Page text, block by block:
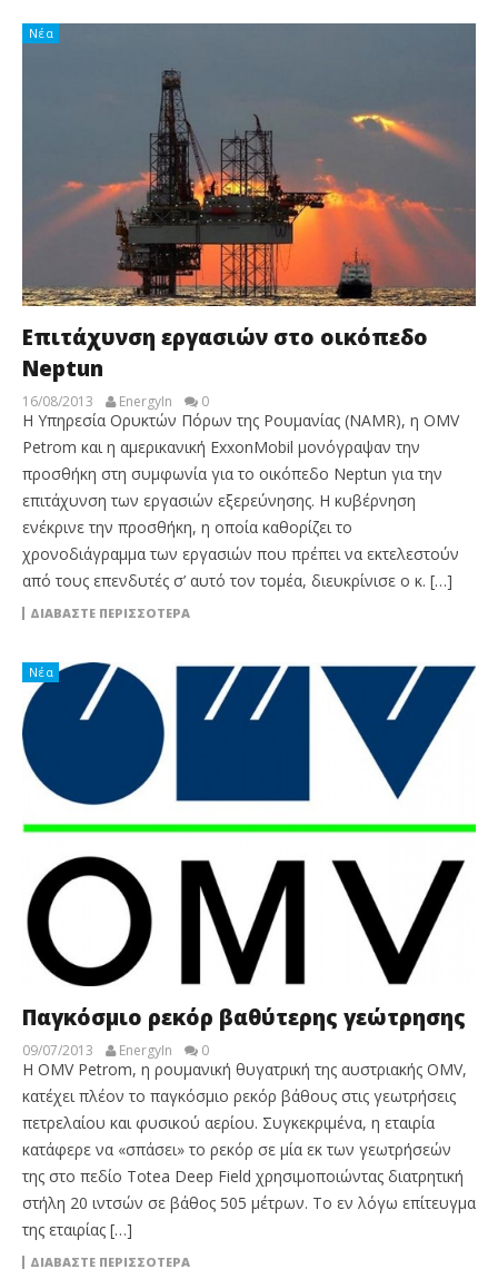
Νέα
Επιτάχυνση εργασιών στο οικόπεδο
Neptun
16/08/2013 EnergyIn 0
Η Υπηρεσία Ορυκτών Πόρων της Ρουμανίας (NAMR), η OMV
Petrom και η αμερικανική ExxonMobil μονόγραψαν την
προσθήκη στη συμφωνία για το οικόπεδο Neptun για την
επιτάχυνση των εργασιών εξερεύνησης. Η κυβέρνηση
ενέκρινε την προσθήκη, η οποία καθορίζει το
χρονοδιάγραμμα των εργασιών που πρέπει να εκτελεστούν
από τους επενδυτές σ’ αυτό τον τομέα, διευκρίνισε ο κ. […]
ΔΙΑΒΆΣΤΕ ΠΕΡΙΣΣΌΤΕΡΑ
Νέα
Παγκόσμιο ρεκόρ βαθύτερης γεώτρησης
09/07/2013 EnergyIn 0
Η OMV Petrom, η ρουμανική θυγατρική της αυστριακής OMV,
κατέχει πλέον το παγκόσμιο ρεκόρ βάθους στις γεωτρήσεις
πετρελαίου και φυσικού αερίου. Συγκεκριμένα, η εταιρία
κατάφερε να «σπάσει» το ρεκόρ σε μία εκ των γεωτρήσεών
της στο πεδίο Totea Deep Field χρησιμοποιώντας διατρητική
στήλη 20 ιντσών σε βάθος 505 μέτρων. Το εν λόγω επίτευγμα
της εταιρίας […]
ΔΙΑΒΆΣΤΕ ΠΕΡΙΣΣΌΤΕΡΑ